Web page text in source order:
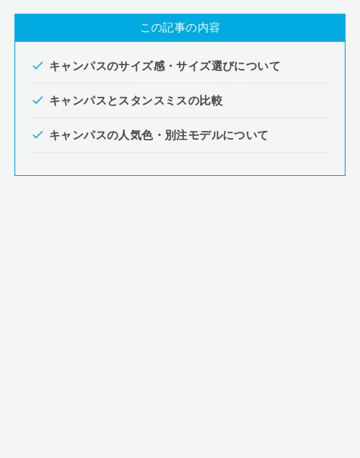
この記事の内容
キャンパスのサイズ感・サイズ選びについて
キャンパスとスタンスミスの比較
キャンパスの人気色・別注モデルについて